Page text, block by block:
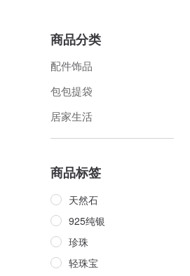
商品分类
配件饰品
包包提袋
居家生活
商品标签
天然石
925纯银
珍珠
轻珠宝